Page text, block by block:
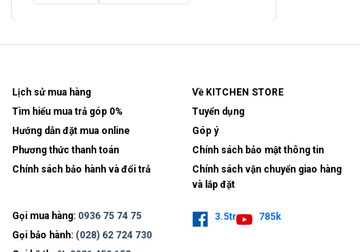
Lịch sử mua hàng
Tìm hiểu mua trả góp 0%
Hướng dẫn đặt mua online
Phương thức thanh toán
Chính sách bảo hành và đổi trả
Về KITCHEN STORE
Tuyển dụng
Góp ý
Chính sách bảo mật thông tin
Chính sách vận chuyển giao hàng
và lắp đặt
Gọi mua hàng: 0936 75 74 75
Gọi bảo hành: (028) 62 724 730
3.5tr 785k